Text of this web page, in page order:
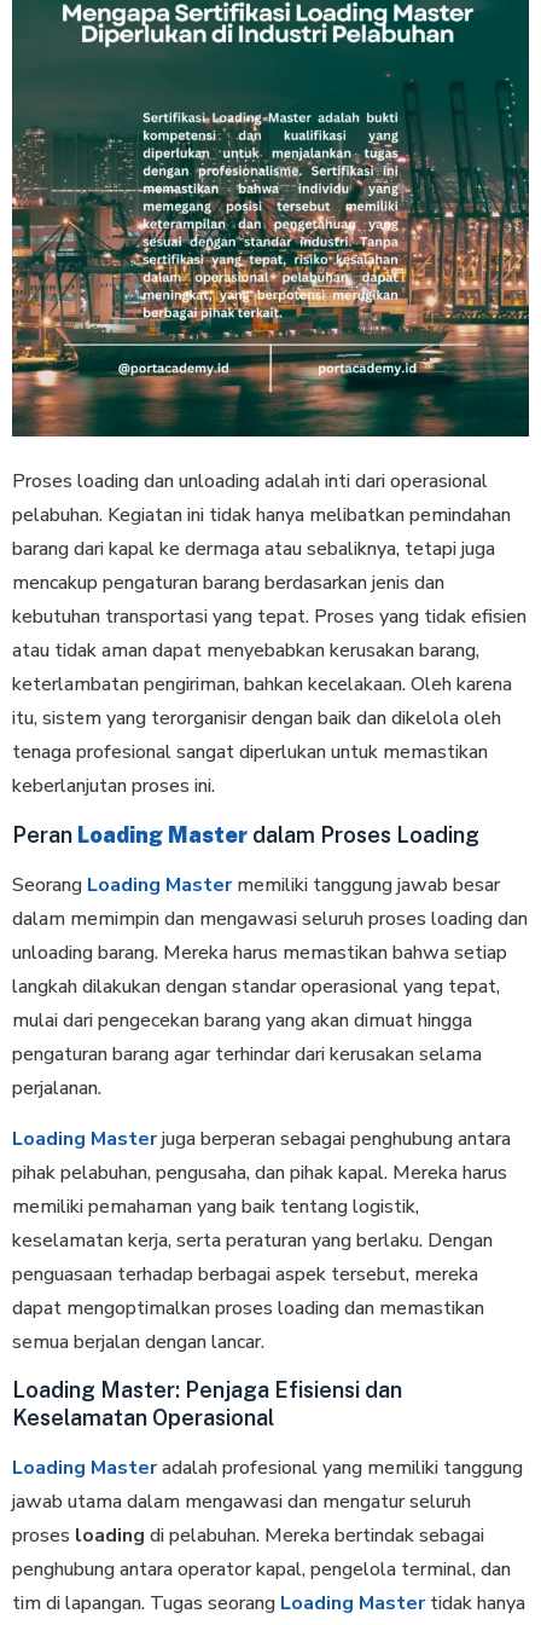
Proses loading dan unloading adalah inti dari operasional
pelabuhan. Kegiatan ini tidak hanya melibatkan pemindahan
barang dari kapal ke dermaga atau sebaliknya, tetapi juga
mencakup pengaturan barang berdasarkan jenis dan
kebutuhan transportasi yang tepat. Proses yang tidak efisien
atau tidak aman dapat menyebabkan kerusakan barang,
keterlambatan pengiriman, bahkan kecelakaan. Oleh karena
itu, sistem yang terorganisir dengan baik dan dikelola oleh
tenaga profesional sangat diperlukan untuk memastikan
keberlanjutan proses ini.
Peran Loading Master dalam Proses Loading
Seorang Loading Mastermemiliki tanggung jawab besar
dalam memimpin dan mengawasi seluruh proses loading dan
unloading barang. Mereka harus memastikan bahwa setiap
langkah dilakukan dengan standar operasional yang tepat,
mulai dari pengecekan barang yang akan dimuat hingga
pengaturan barang agar terhindar dari kerusakan selama
perjalanan.
Loading Masterjuga berperan sebagai penghubung antara
pihak pelabuhan, pengusaha, dan pihak kapal. Mereka harus
memiliki pemahaman yang baik tentang logistik,
keselamatan kerja, serta peraturan yang berlaku. Dengan
penguasaan terhadap berbagai aspek tersebut, mereka
dapat mengoptimalkan proses loading dan memastikan
semua berjalan dengan lancar.
Loading Master: Penjaga Efisiensi dan
Keselamatan Operasional
Loading Masteradalah profesional yang memiliki tanggung
jawab utama dalam mengawasi dan mengatur seluruh
proses loading di pelabuhan. Mereka bertindak sebagai
penghubung antara operator kapal, pengelola terminal, dan
tim di lapangan. Tugas seorang Loading Mastertidak hanya